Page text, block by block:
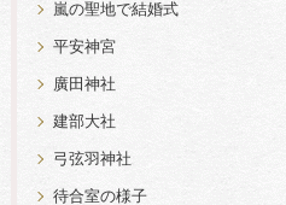
嵐の聖地で結婚式
平安神宮
廣田神社
建部大社
弓弦羽神社
待合室の様子